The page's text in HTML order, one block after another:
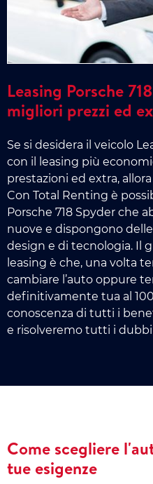
Leasing Porsche
migliori prezzi ed
Se si desidera il veicolo
con il leasing più
prestazioni ed extra,
Con Total Renting è
Porsche 718 Spyder che
nuove e dispongono
design e di tecnologia. Il
leasing è che, una volta
cambiare l’auto oppure
definitivamente tua al
conoscenza di tutti i
e risolveremo tutti i
Come scegliere
tue esigenze